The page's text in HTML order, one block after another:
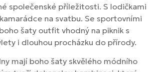
společenské příležitosti. S lodičkami
na svatbu. Se sportovními
šaty outfit vhodný na piknik s
i dlouhou procházku do přírody.
mají boho šaty skvělého módního